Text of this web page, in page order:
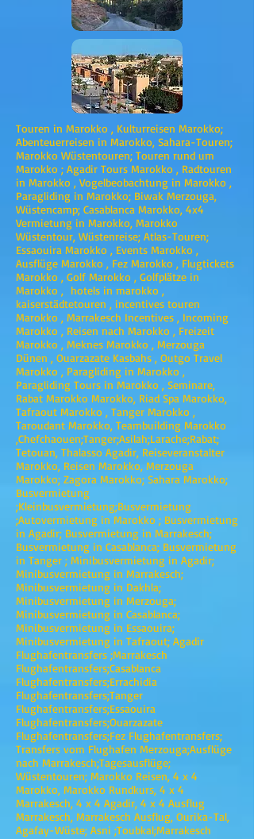
Touren in Marokko , Kulturreisen Marokko;
Abenteuerreisen in Marokko, Sahara-Touren;
Marokko Wüstentouren; Touren rund um
Marokko ; Agadir Tours Marokko , Radtouren
in Marokko , Vogelbeobachtung in Marokko ,
Paragliding in Marokko; Biwak Merzouga,
Wüstencamp; Casablanca Marokko, 4x4
Vermietung in Marokko, Marokko
Wüstentour, Wüstenreise; Atlas-Touren;
Essaouira Marokko , Events Marokko ,
Ausflüge Marokko , Fez Marokko , Flugtickets
Marokko , Golf Marokko , Golfplätze in
Marokko , hotels in marokko ,
kaiserstädtetouren , incentives touren
Marokko , Marrakesch Incentives , Incoming
Marokko , Reisen nach Marokko , Freizeit
Marokko , Meknes Marokko , Merzouga
Dünen , Ouarzazate Kasbahs , Outgo Travel
Marokko , Paragliding in Marokko ,
Paragliding Tours in Marokko , Seminare,
Rabat Marokko Marokko, Riad Spa Marokko,
Tafraout Marokko , Tanger Marokko ,
Taroudant Marokko, Teambuilding Marokko
,Chefchaouen;Tanger;Asilah;Larache;Rabat;
Tetouan, Thalasso Agadir, Reiseveranstalter
Marokko, Reisen Marokko, Merzouga
Marokko; Zagora Marokko; Sahara Marokko;
Busvermietung
;Kleinbusvermietung;Busvermietung
;Autovermietung in Marokko ; Busvermietung
in Agadir; Busvermietung in Marrakesch;
Busvermietung in Casablanca; Busvermietung
in Tanger ; Minibusvermietung in Agadir;
Minibusvermietung in Marrakesch;
Minibusvermietung in Dakhla;
Minibusvermietung in Merzouga;
Minibusvermietung in Casablanca;
Minibusvermietung in Essaouira;
Minibusvermietung in Tafraout; Agadir
Flughafentransfers ;Marrakesch
Flughafentransfers;Casablanca
Flughafentransfers;Errachidia
Flughafentransfers;Tanger
Flughafentransfers;Essaouira
Flughafentransfers;Ouarzazate
Flughafentransfers;Fez Flughafentransfers;
Transfers vom Flughafen Merzouga;Ausflüge
nach Marrakesch;Tagesausflüge;
Wüstentouren; Marokko Reisen, 4 x 4
Marokko, Marokko Rundkurs, 4 x 4
Marrakesch, 4 x 4 Agadir, 4 x 4 Ausflug
Marrakesch, Marrakesch Ausflug, Ourika-Tal,
Agafay-Wüste; Asni ;Toubkal;Marrakesch